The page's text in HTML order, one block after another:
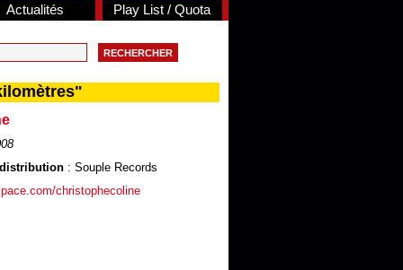
Actualités Play List / Quota
: Souple Records
christophecoline